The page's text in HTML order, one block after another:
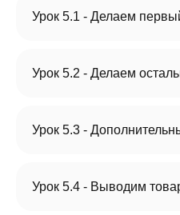
Урок 5.1 - Делаем
Урок 5.2 - Делаем
Урок 5.3 -
Урок 5.4 - Выводим